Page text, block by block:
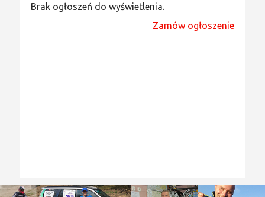
Brak ogłoszeń do wyświetlenia.
Zamów ogłoszenie